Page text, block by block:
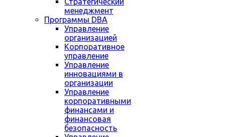
менеджмент
Программы DBA
Управление
организацией
Корпоративное
управление
Управление
инновациями в
организации
Управление
корпоративными
финансами и
финансовая
безопасность